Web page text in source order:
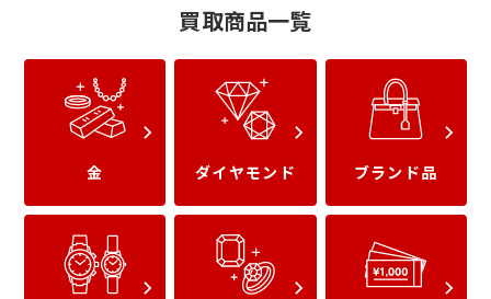
イヴサンローラン バーバリー
買取商品一覧
金 ダイヤモンド ブランド品